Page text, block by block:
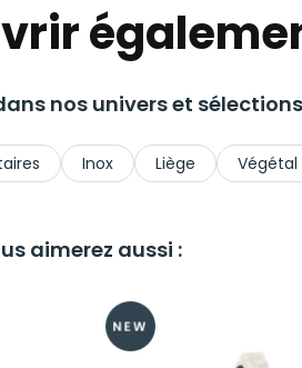
nos univers et
Inox Liège
aimerez aussi :